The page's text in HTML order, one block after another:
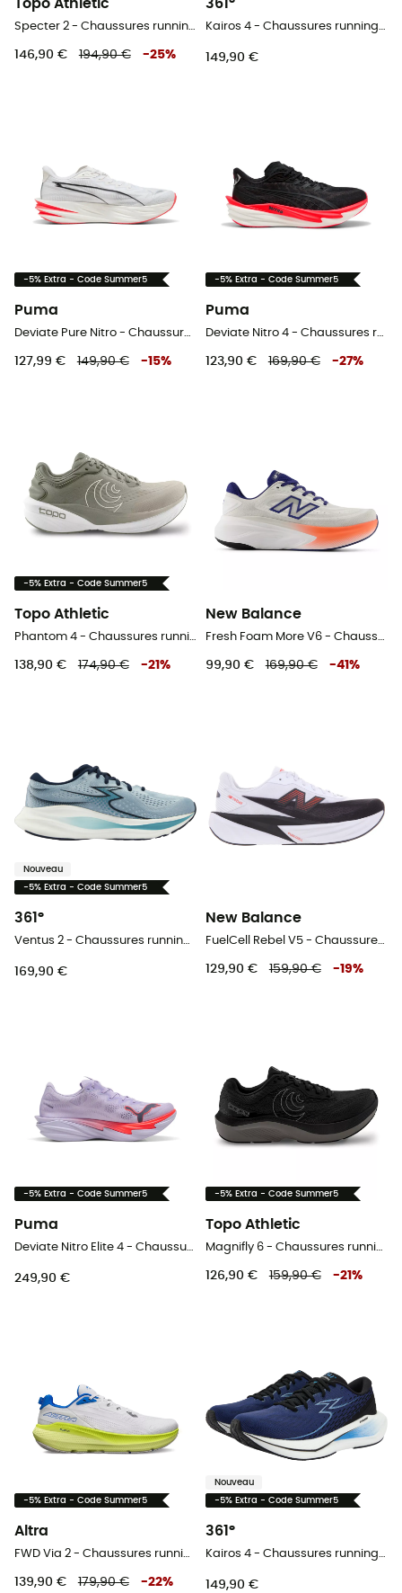
Topo Athletic
Specter 2 - Chaussures running homme
146,90 € 194,90 € -25%
361°
Kairos 4 - Chaussures running homme
149,90 €
-5% Extra - Code Summer5
Puma
127,99 € 149,90 € -15%
-5% Extra - Code Summer5
Puma
123,90 € 169,90 € -27%
-5% Extra - Code Summer5
Topo Athletic
138,90 € 174,90 € -21 %
New Balance
99,90 € 169,90 € -41 %
Nouveau
-5% Extra - Code Summer5
361°
169,90 €
New Balance
129,90 € 159,90 € -19%
-5% Extra - Code Summer5
Puma
249,90 €
-5% Extra - Code Summer5
Topo Athletic
126,90 € 159,90 € -21 %
-5% Extra - Code Summer5
Altra
139,90 € 179,90 € -22%
Nouveau
-5% Extra - Code Summer5
361°
149,90 €